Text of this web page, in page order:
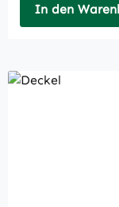
In den